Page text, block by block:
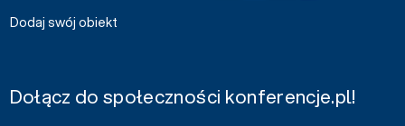
Dodaj swój obiekt
Dołącz do społeczności konferencje.pl!